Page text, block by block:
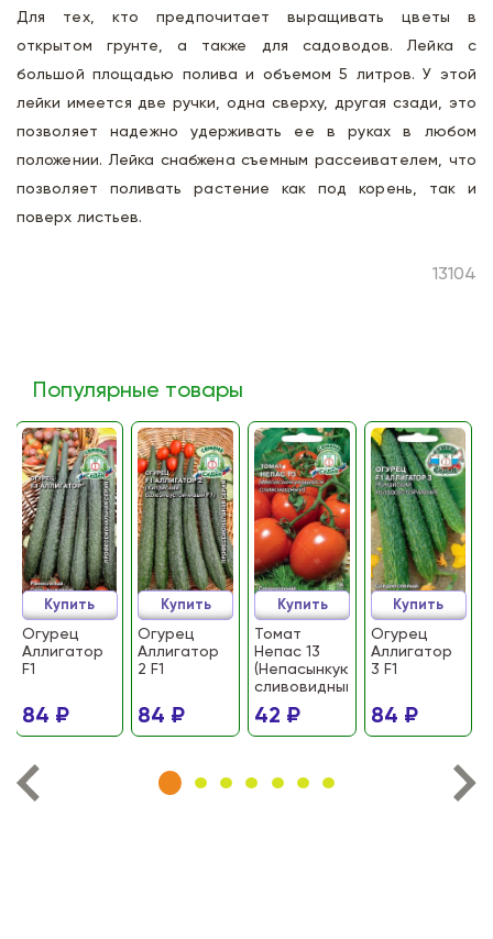
Для тех, кто предпочитает выращивать цветы в
открытом грунте, а также для садоводов. Лейка с
большой площадью полива и объемом 5 литров. У этой
лейки имеется две ручки, одна сверху, другая сзади, это
позволяет надежно удерживать ее в руках в любом
положении. Лейка снабжена съемным рассеивателем, что
позволяет поливать растение как под корень, так и
поверх листьев.
13104
Популярные товары
Огурец
Аллигатор
F1
84 ₽
Купить
Огурец
Аллигатор
2 F1
84 ₽
Купить
Томат
Непас 13
(Непасынкующийся
сливовидный)
42 ₽
Купить
Огурец
Аллигатор
3 F1
84 ₽
Купить